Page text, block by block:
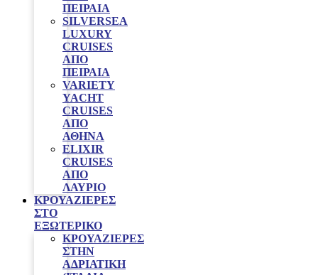
ΠΕΙΡΑΙΆ
SILVERSEA
LUXURY
CRUISES
ΑΠΌ
ΠΕΙΡΑΙΆ
VARIETY
YACHT
CRUISES
ΑΠΟ
ΑΘΗΝΑ
ELIXIR
CRUISES
ΑΠΌ
ΛΑΎΡΙΟ
ΚΡΟΥΑΖΙΈΡΕΣ
ΣΤΟ
ΕΞΩΤΕΡΙΚΌ
ΚΡΟΥΑΖΙΕΡΕΣ
ΣΤΗΝ
ΑΔΡΙΑΤΙΚΗ